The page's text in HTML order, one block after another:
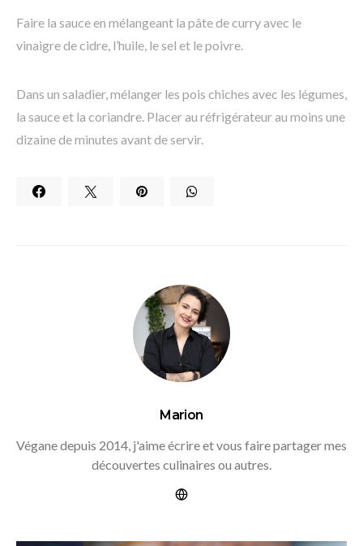
Faire la sauce en mélangeant la pâte de curry avec le
vinaigre de cidre, l’huile, le sel et le poivre.
Dans un saladier, mélanger les pois chiches avec les légumes,
la sauce et la coriandre. Placer au réfrigérateur au moins une
dizaine de minutes avant de servir.
Marion
Végane depuis 2014, j'aime écrire et vous faire partager mes
découvertes culinaires ou autres.